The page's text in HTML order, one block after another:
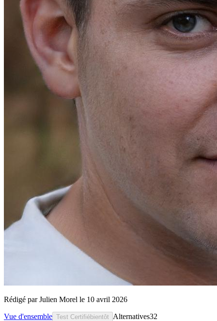
Rédigé par Julien Morel le 10 avril 2026
Vue d'ensemble Test Certifiébientôt Alternatives32